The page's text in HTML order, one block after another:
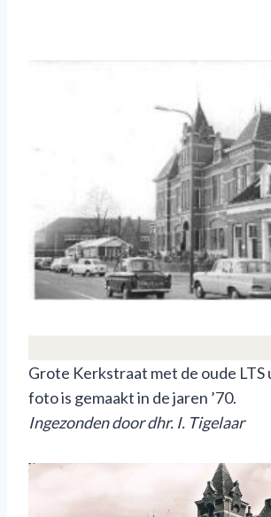
Grote Kerkstraat met de oude LTS
foto is gemaakt in de jaren ’70.
Ingezonden door dhr. I. Tigelaar